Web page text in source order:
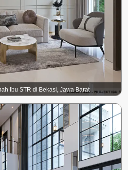
Ibu STR di Bekasi, Jawa Barat